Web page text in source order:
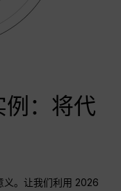
例：将代
义。让我们利用 2026